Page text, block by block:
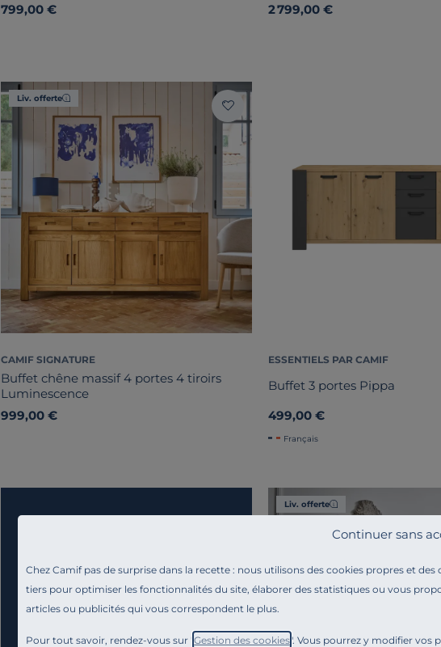
Chez Camif pas de surprise dans la recette : nous utilisons des cookies propres et des
tiers pour optimiser les fonctionnalités du site, élaborer des statistiques ou vous
articles ou publicités qui vous correspondent le plus.
Pour tout savoir, rendez-vous sur " Gestion des cookies". Vous pourrez y modifier vos
Continuer sans
799,00 €
2 799,00 €
Liv. offerte
CAMIF SIGNATURE
Buffet chêne massif 4 portes 4 tiroirs
Luminescence
999,00 €
ESSENTIELS PAR CAMIF
Buffet 3 portes Pippa
499,00 €
Français
Liv. offerte